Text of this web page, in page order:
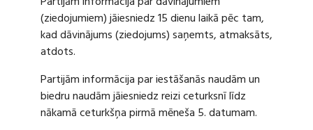
(ziedojumiem) jāiesniedz 15 dienu laikā pēc tam,
kad dāvinājums (ziedojums) saņemts, atmaksāts,
atdots.
Partijām informācija par iestāšanās naudām un
biedru naudām jāiesniedz reizi ceturksnī līdz
nākamā ceturkšņa pirmā mēneša 5. datumam.